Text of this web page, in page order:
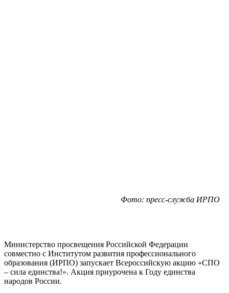
Фото: пресс-служба ИРПО
Министерство просвещения Российской Федерации
совместно с Институтом развития профессионального
образования (ИРПО) запускает Всероссийскую акцию «СПО
– сила единства!». Акция приурочена к Году единства
народов России.